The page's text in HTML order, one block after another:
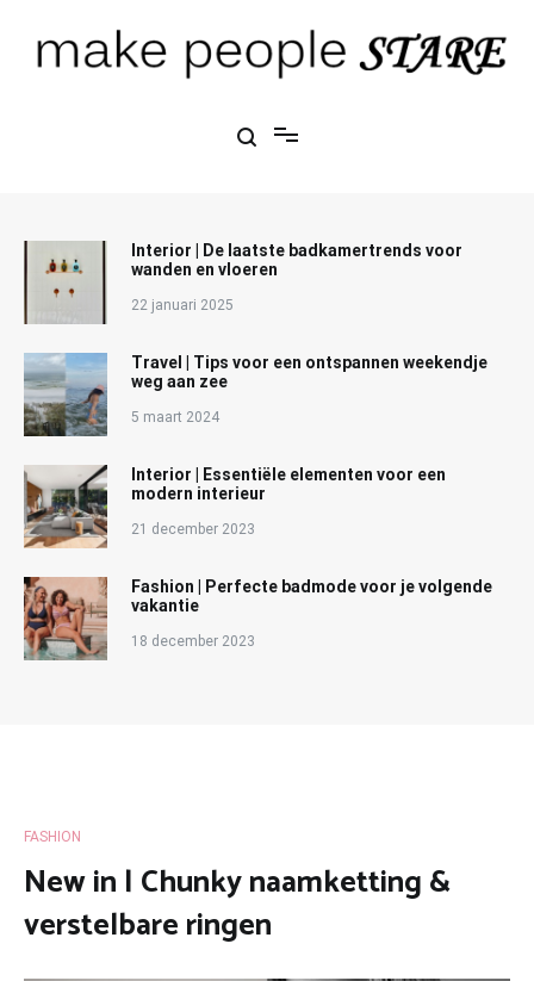
Interior | De laatste badkamertrends voor
wanden en vloeren
22 januari 2025
Travel | Tips voor een ontspannen weekendje
weg aan zee
5 maart 2024
Interior | Essentiële elementen voor een
modern interieur
21 december 2023
Fashion | Perfecte badmode voor je volgende
vakantie
18 december 2023
FASHION
New in | Chunky naamketting &
verstelbare ringen